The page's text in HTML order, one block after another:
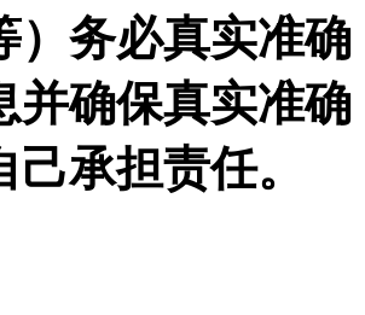
）务必真实准
并确保真实准
承担责任。